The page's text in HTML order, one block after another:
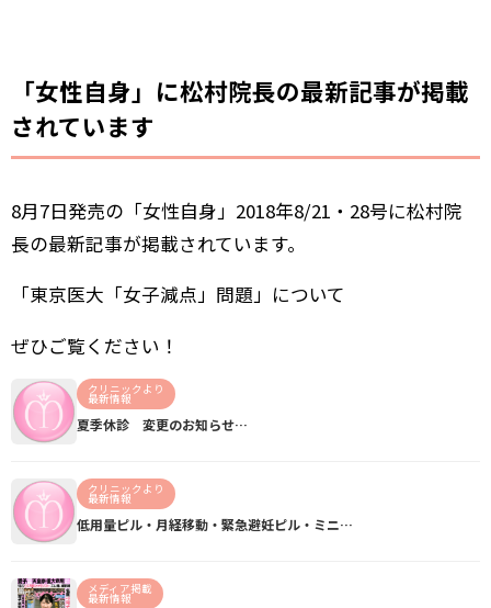
「女性自身」に松村院長の最新記事が掲載
されています
8月7日発売の「女性自身」2018年8/21・28号に松村院
長の最新記事が掲載されています。
「東京医大「女子減点」問題」について
ぜひご覧ください！
クリニックより
最新情報
夏季休診 変更のお知らせ…
クリニックより
最新情報
低用量ピル・月経移動・緊急避妊ピル・ミニ…
メディア掲載
最新情報